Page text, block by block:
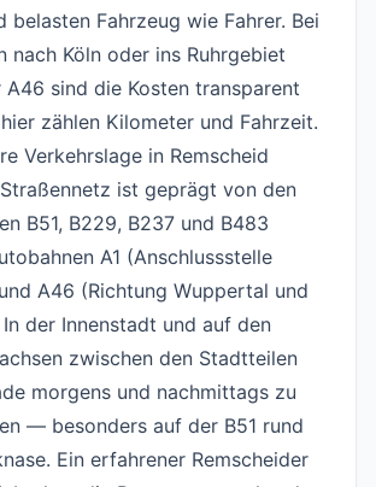
belasten Fahrzeug wie Fahrer. Bei
nach Köln oder ins Ruhrgebiet
A46 sind die Kosten transparent
zählen Kilometer und Fahrzeit.
Verkehrslage in Remscheid
ist geprägt von den
B51, B229, B237 und B483
A1 (Anschlussstelle
A46 (Richtung Wuppertal und
der Innenstadt und auf den
zwischen den Stadtteilen
morgens und nachmittags zu
— besonders auf der B51 rund
Ein erfahrener Remscheider